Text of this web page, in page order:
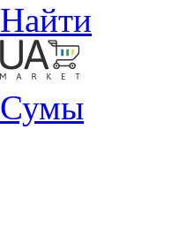
Найти
Сумы